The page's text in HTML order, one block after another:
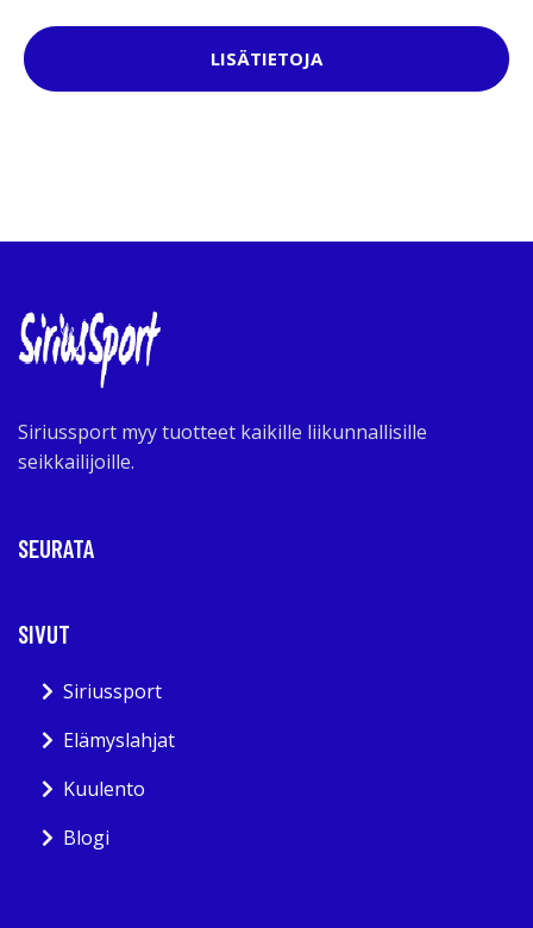
LISÄTIETOJA
Siriussport myy tuotteet kaikille liikunnallisille
seikkailijoille.
SEURATA
SIVUT
Siriussport
Elämyslahjat
Kuulento
Blogi